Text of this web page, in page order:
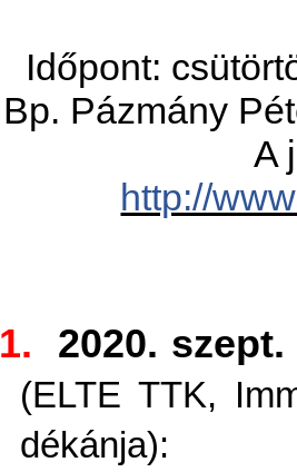
Időpont:
Bp. Pázmány
A
http://
1. 2020. szept.
(ELTE TTK,
dékánja):